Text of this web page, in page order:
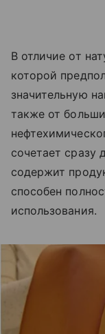
В отличие от
которой
значительную
также от
сочетает сразу
содержит
способен
использования.